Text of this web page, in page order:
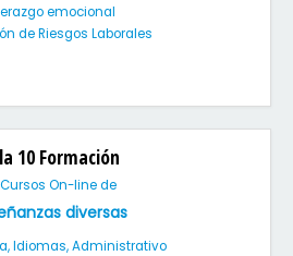
emocional
de Riesgos Laborales
10 Formación
Cursos On-line de
diversas
Idiomas, Administrativo